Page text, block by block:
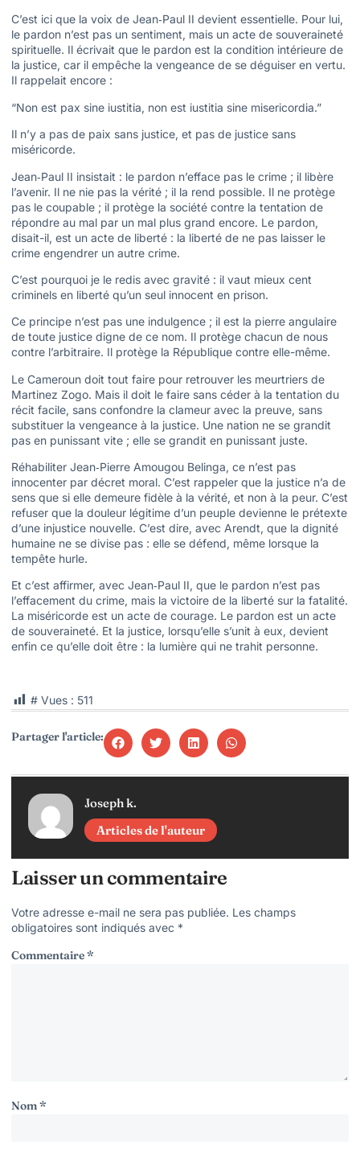
C’est ici que la voix de Jean‑Paul II devient essentielle. Pour lui,
le pardon n’est pas un sentiment, mais un acte de souveraineté
spirituelle. Il écrivait que le pardon est la condition intérieure de
la justice, car il empêche la vengeance de se déguiser en vertu.
Il rappelait encore :
“Non est pax sine iustitia, non est iustitia sine misericordia.”
Il n’y a pas de paix sans justice, et pas de justice sans
miséricorde.
Jean‑Paul II insistait : le pardon n’efface pas le crime ; il libère
l’avenir. Il ne nie pas la vérité ; il la rend possible. Il ne protège
pas le coupable ; il protège la société contre la tentation de
répondre au mal par un mal plus grand encore. Le pardon,
disait-il, est un acte de liberté : la liberté de ne pas laisser le
crime engendrer un autre crime.
C’est pourquoi je le redis avec gravité : il vaut mieux cent
criminels en liberté qu’un seul innocent en prison.
Ce principe n’est pas une indulgence ; il est la pierre angulaire
de toute justice digne de ce nom. Il protège chacun de nous
contre l’arbitraire. Il protège la République contre elle-même.
Le Cameroun doit tout faire pour retrouver les meurtriers de
Martinez Zogo. Mais il doit le faire sans céder à la tentation du
récit facile, sans confondre la clameur avec la preuve, sans
substituer la vengeance à la justice. Une nation ne se grandit
pas en punissant vite ; elle se grandit en punissant juste.
Réhabiliter Jean‑Pierre Amougou Belinga, ce n’est pas
innocenter par décret moral. C’est rappeler que la justice n’a de
sens que si elle demeure fidèle à la vérité, et non à la peur. C’est
refuser que la douleur légitime d’un peuple devienne le prétexte
d’une injustice nouvelle. C’est dire, avec Arendt, que la dignité
humaine ne se divise pas : elle se défend, même lorsque la
tempête hurle.
Et c’est affirmer, avec Jean‑Paul II, que le pardon n’est pas
l’effacement du crime, mais la victoire de la liberté sur la fatalité.
La miséricorde est un acte de courage. Le pardon est un acte
de souveraineté. Et la justice, lorsqu’elle s’unit à eux, devient
enfin ce qu’elle doit être : la lumière qui ne trahit personne.
# Vues : 511
Partager l'article:
Joseph k.
Articles de l'auteur
Laisser un commentaire
Votre adresse e-mail ne sera pas publiée. Les champs
obligatoires sont indiqués avec *
Commentaire*
Nom*